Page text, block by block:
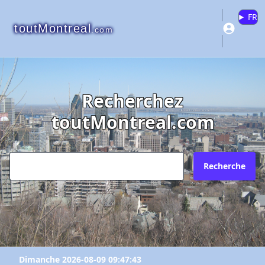
toutMontreal.com
FR
Recherchez
toutMontreal.com
Recherche
Dimanche 2026-08-09 09:47:43